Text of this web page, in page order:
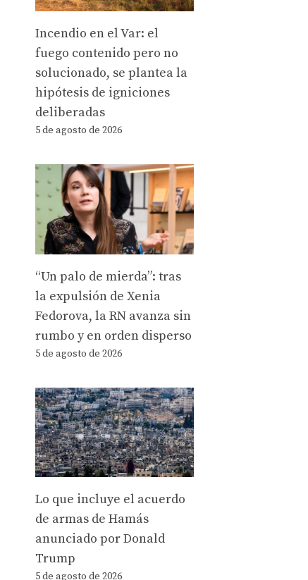
Incendio en el Var: el
fuego contenido pero no
solucionado, se plantea la
hipótesis de igniciones
deliberadas
5 de agosto de 2026
“Un palo de mierda”: tras
la expulsión de Xenia
Fedorova, la RN avanza sin
rumbo y en orden disperso
5 de agosto de 2026
Lo que incluye el acuerdo
de armas de Hamás
anunciado por Donald
Trump
5 de agosto de 2026